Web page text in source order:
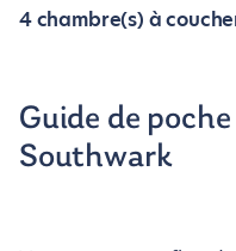
4 chambre(s) à
Guide de
Southwark